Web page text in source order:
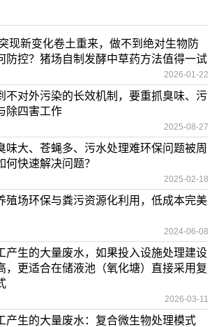
现新变化卷土重来，做不到绝对生物防
防控？猪场自制发酵中草药方法值得一试
2026-01-22
不对外污染的长效机制，要重抓臭味、污
除四害工作
2025-08-27
味大、苍蝇多、污水处理难环保问题被周
快速解决问题？
2025-02-18
殖场环保与粪污资源化利用，低成本完美
2024-06-08
产生的大量废水，如果投入设施处理建设
，更适合在储液池（氧化塘）直接采用复
2026-03-11
产生的大量废水：复合微生物处理模式